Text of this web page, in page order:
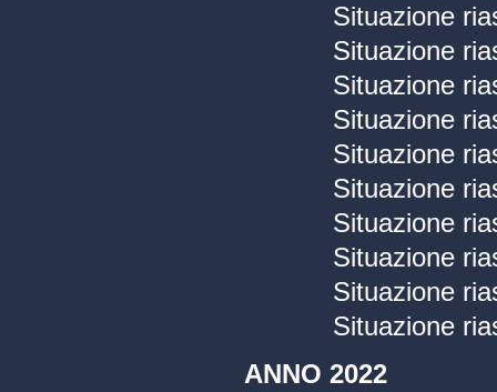
Situazione
Situazione
Situazione
Situazione
Situazione
Situazione
Situazione
Situazione
Situazione
Situazione
ANNO 2022